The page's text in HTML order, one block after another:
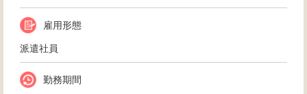
雇用形態
派遣社員
勤務期間